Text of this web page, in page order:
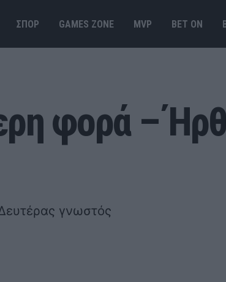
ΣΠΟΡ GAMES ΖΟΝΕ MVP BET ΟΝ
φορά –
γνωστός